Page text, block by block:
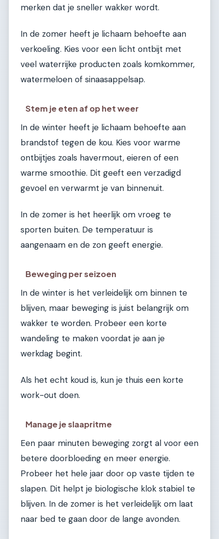
merken dat je sneller wakker wordt.
In de zomer heeft je lichaam behoefte aan
verkoeling. Kies voor een licht ontbijt met
veel waterrijke producten zoals komkommer,
watermeloen of sinaasappelsap.
Stem je eten af op het weer
In de winter heeft je lichaam behoefte aan
brandstof tegen de kou. Kies voor warme
ontbijtjes zoals havermout, eieren of een
warme smoothie. Dit geeft een verzadigd
gevoel en verwarmt je van binnenuit.
In de zomer is het heerlijk om vroeg te
sporten buiten. De temperatuur is
aangenaam en de zon geeft energie.
Beweging per seizoen
In de winter is het verleidelijk om binnen te
blijven, maar beweging is juist belangrijk om
wakker te worden. Probeer een korte
wandeling te maken voordat je aan je
werkdag begint.
Als het echt koud is, kun je thuis een korte
work-out doen.
Manage je slaapritme
Een paar minuten beweging zorgt al voor een
betere doorbloeding en meer energie.
Probeer het hele jaar door op vaste tijden te
slapen. Dit helpt je biologische klok stabiel te
blijven. In de zomer is het verleidelijk om laat
naar bed te gaan door de lange avonden.